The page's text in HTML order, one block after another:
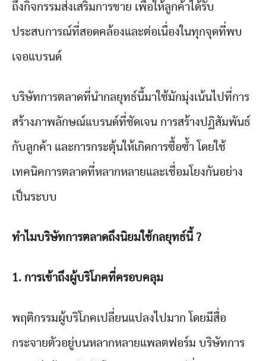
ถึงกิจกรรมส่งเสริมการขาย เพื่อให้ลูกค้าได้รับ
ประสบการณ์ที่สอดคล้องและต่อเนื่องในทุกจุดที่พบ
เจอแบรนด์
บริษัทการตลาดที่นำกลยุทธ์นี้มาใช้มักมุ่งเน้นไปที่การ
สร้างภาพลักษณ์แบรนด์ที่ชัดเจน การสร้างปฏิสัมพันธ์
กับลูกค้า และการกระตุ้นให้เกิดการซื้อซ้ำ โดยใช้
เทคนิคการตลาดที่หลากหลายและเชื่อมโยงกันอย่าง
เป็นระบบ
ทำไมบริษัทการตลาดถึงนิยมใช้กลยุทธ์นี้ ?
1. การเข้าถึงผู้บริโภคที่ครอบคลุม
พฤติกรรมผู้บริโภคเปลี่ยนแปลงไปมาก โดยมีสื่อ
กระจายตัวอยู่บนหลากหลายแพลตฟอร์ม บริษัทการ